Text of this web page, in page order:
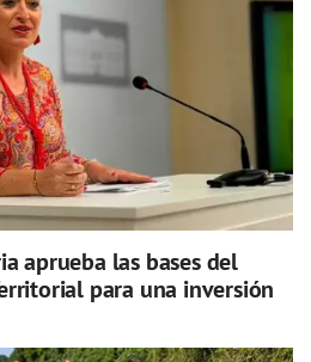
aprueba las bases del
para una inversión